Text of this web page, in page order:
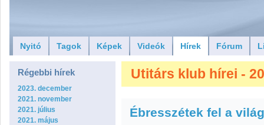
Nyitó Tagok Képek Videók Hírek Fórum
Régebbi hírek
2023. december
2021. november
2021. július
2021. május
Utitárs klub hírei -
Ébresszétek fel a